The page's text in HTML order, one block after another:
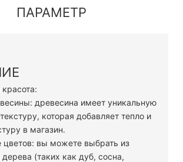
ПАРАМЕТР
красота:
древесина имеет уникальную
которая добавляет тепло и
в магазин.
цветов: вы можете выбрать из
(таких как дуб, сосна,